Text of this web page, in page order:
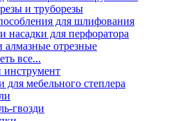
и труборезы
для шлифования
насадки для перфоратора
алмазные отрезные
все...
для мебельного степлера
гвозди